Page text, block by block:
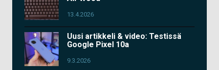
13.4.2026
Uusi artikkeli & video: Testissä
Google Pixel 10a
9.3.2026